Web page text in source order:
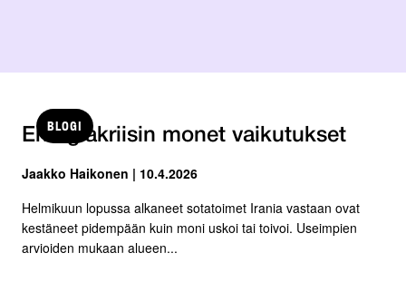
BLOGI
Energiakriisin monet vaikutukset
Jaakko Haikonen | 10.4.2026
Helmikuun lopussa alkaneet sotatoimet Irania vastaan ovat
kestäneet pidempään kuin moni uskoi tai toivoi. Useimpien
arvioiden mukaan alueen...